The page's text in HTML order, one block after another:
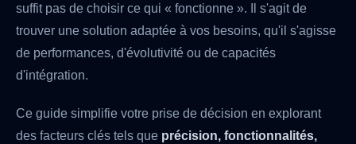
suffit pas de choisir ce qui « fonctionne ». Il s'agit de
trouver une solution adaptée à vos besoins, qu'il s'agisse
de performances, d'évolutivité ou de capacités
d'intégration.
Ce guide simplifie votre prise de décision en explorant
des facteurs clés tels que précision, fonctionnalités,